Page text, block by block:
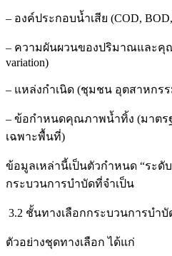
– องค์ประกอบน้ำเสีย (COD,
– ความผันผวนของปริมาณและคุณ
variation)
– แหล่งกำเนิด (ชุมชน อุตสาหกร
– ข้อกำหนดคุณภาพน้ำทิ้ง (มาตร
เฉพาะพื้นที่)
ข้อมูลเหล่านี้เป็นตัวกำหนด “ระดั
กระบวนการบำบัดที่จำเป็น
3.2 ชั้นทางเลือกกระบวนการบำบัด
ตัวอย่างชุดทางเลือก ได้แก่